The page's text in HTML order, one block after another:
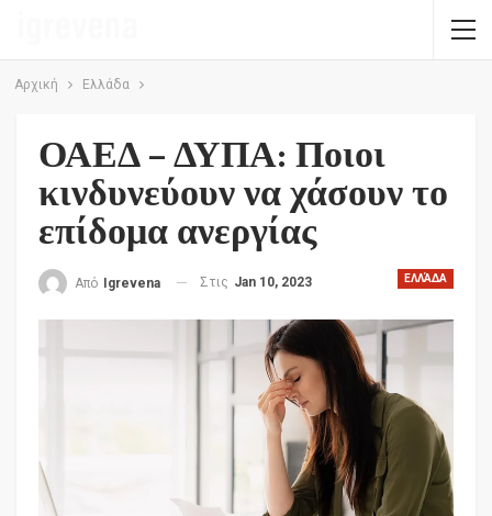
Αρχική Ελλάδα
ΟΑΕΔ – ΔΥΠΑ: Ποιοι
κινδυνεύουν να χάσουν το
επίδομα ανεργίας
ΕΛΛΆΔΑ
Από Igrevena Στις Jan 10, 2023